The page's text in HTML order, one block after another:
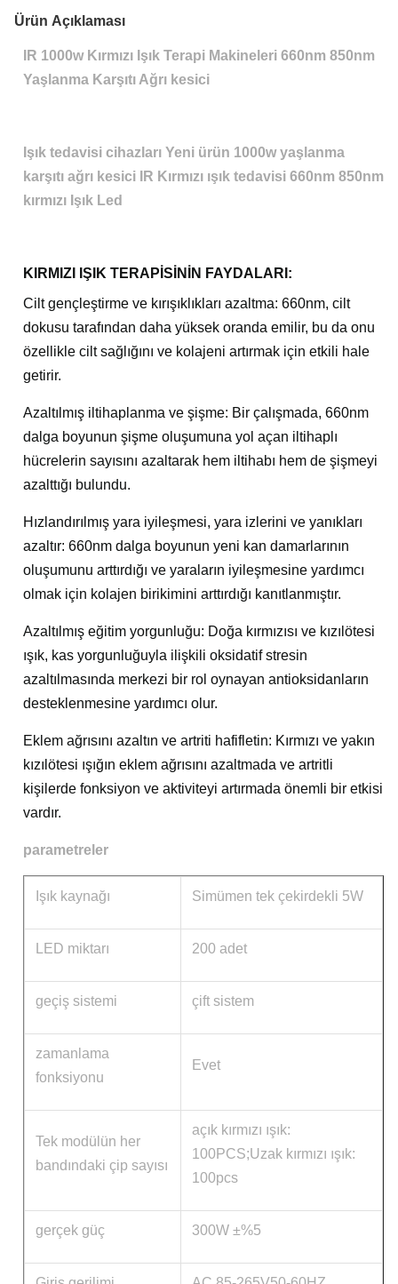
Ürün Açıklaması
IR 1000w Kırmızı Işık Terapi Makineleri 660nm 850nm
Yaşlanma Karşıtı Ağrı kesici
Işık tedavisi cihazları Yeni ürün 1000w yaşlanma
karşıtı ağrı kesici IR Kırmızı ışık tedavisi 660nm 850nm
kırmızı Işık Led
KIRMIZI IŞIK TERAPİSİNİN FAYDALARI:
Cilt gençleştirme ve kırışıklıkları azaltma: 660nm, cilt
dokusu tarafından daha yüksek oranda emilir, bu da onu
özellikle cilt sağlığını ve kolajeni artırmak için etkili hale
getirir.
Azaltılmış iltihaplanma ve şişme: Bir çalışmada, 660nm
dalga boyunun şişme oluşumuna yol açan iltihaplı
hücrelerin sayısını azaltarak hem iltihabı hem de şişmeyi
azalttığı bulundu.
Hızlandırılmış yara iyileşmesi, yara izlerini ve yanıkları
azaltır: 660nm dalga boyunun yeni kan damarlarının
oluşumunu arttırdığı ve yaraların iyileşmesine yardımcı
olmak için kolajen birikimini arttırdığı kanıtlanmıştır.
Azaltılmış eğitim yorgunluğu: Doğa kırmızısı ve kızılötesi
ışık, kas yorgunluğuyla ilişkili oksidatif stresin
azaltılmasında merkezi bir rol oynayan antioksidanların
desteklenmesine yardımcı olur.
Eklem ağrısını azaltın ve artriti hafifletin: Kırmızı ve yakın
kızılötesi ışığın eklem ağrısını azaltmada ve artritli
kişilerde fonksiyon ve aktiviteyi artırmada önemli bir etkisi
vardır.
parametreler
Işık kaynağı Simümen tek çekirdekli 5W
LED miktarı 200 adet
geçiş sistemi çift ​​sistem
zamanlama
fonksiyonu
Evet
Tek modülün her
bandındaki çip sayısı
açık kırmızı ışık:
100PCS;Uzak kırmızı ışık:
100pcs
gerçek güç 300W ±%5